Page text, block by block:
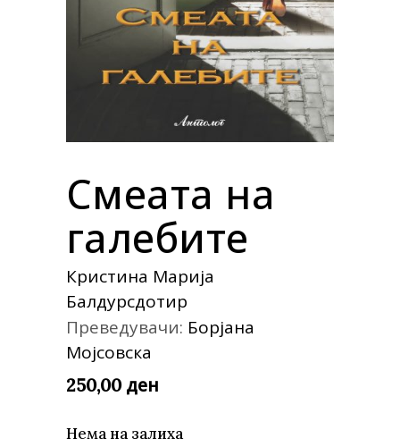
Смеата на
галебите
Кристина Марија
Балдурсдотир
Преведувачи: Борјана
Мојсовска
250,00 ден
Нема на залиха